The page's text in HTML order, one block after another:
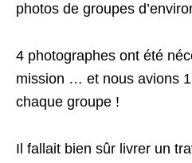
photos de groupes
4 photographes ont été
mission … et nous avions
chaque groupe !
Il fallait bien sûr livrer un